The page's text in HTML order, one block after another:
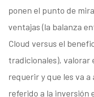
ponen el punto de
ventajas (la balanza
Cloud versus el
tradicionales), valorar
requerir y que les va
referido a la inversión